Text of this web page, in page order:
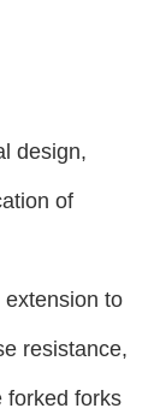
design,
of
to
resistance,
forked forks